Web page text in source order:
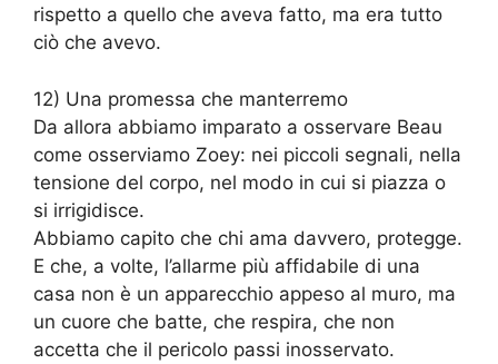
rispetto a quello che aveva fatto, ma era tutto
ciò che avevo.
12) Una promessa che manterremo
Da allora abbiamo imparato a osservare Beau
come osserviamo Zoey: nei piccoli segnali, nella
tensione del corpo, nel modo in cui si piazza o
si irrigidisce.
Abbiamo capito che chi ama davvero, protegge.
E che, a volte, l’allarme più affidabile di una
casa non è un apparecchio appeso al muro, ma
un cuore che batte, che respira, che non
accetta che il pericolo passi inosservato.